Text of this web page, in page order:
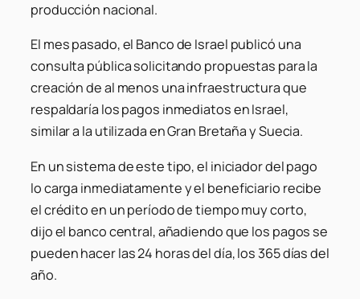
producción nacional.
El mes pasado, el Banco de Israel publicó una
consulta pública solicitando propuestas para la
creación de al menos una infraestructura que
respaldaría los pagos inmediatos en Israel,
similar a la utilizada en Gran Bretaña y Suecia.
En un sistema de este tipo, el iniciador del pago
lo carga inmediatamente y el beneficiario recibe
el crédito en un período de tiempo muy corto,
dijo el banco central, añadiendo que los pagos se
pueden hacer las 24 horas del día, los 365 días del
año.